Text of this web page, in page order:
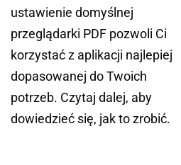
ustawienie domyślnej
przeglądarki PDF pozwoli Ci
korzystać z aplikacji najlepiej
dopasowanej do Twoich
potrzeb. Czytaj dalej, aby
dowiedzieć się, jak to zrobić.